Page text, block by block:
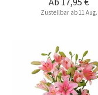
Zustellbar ab 11 Aug.